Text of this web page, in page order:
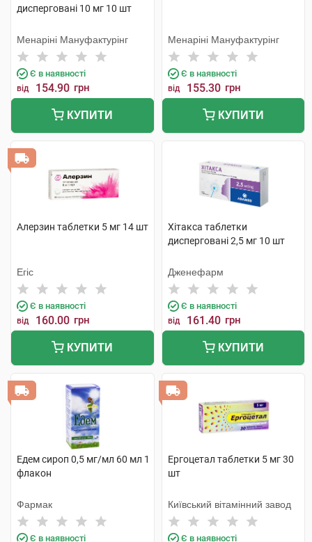
дисперговані 10 мг 10 шт
Менаріні Мануфактурінг
Є в наявності
від 154.90 грн
КУПИТИ
Менаріні Мануфактурінг
Є в наявності
від 155.30 грн
КУПИТИ
Алерзин таблетки 5 мг 14 шт
Егіс
Є в наявності
від 160.00 грн
КУПИТИ
Хітакса таблетки
дисперговані 2,5 мг 10 шт
Дженефарм
Є в наявності
від 161.40 грн
КУПИТИ
Едем сироп 0,5 мг/мл 60 мл 1
флакон
Фармак
Є в наявності
Ергоцетал таблетки 5 мг 30
шт
Київський вітамінний завод
Є в наявності